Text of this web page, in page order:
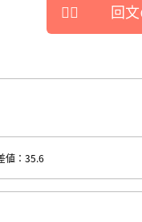
回
値：35.6